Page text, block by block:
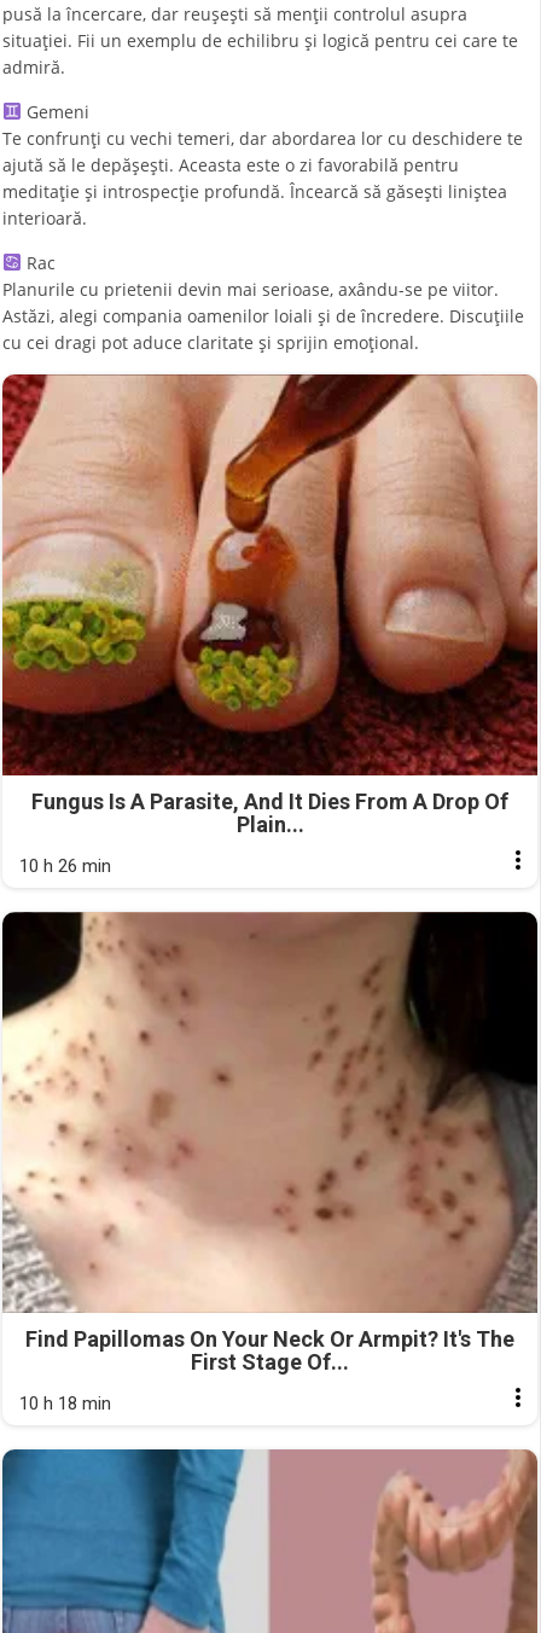
pusă la încercare, dar reușești să menții controlul asupra
situației. Fii un exemplu de echilibru și logică pentru cei care te
admiră.
Gemeni
Te confrunți cu vechi temeri, dar abordarea lor cu deschidere te
ajută să le depășești. Aceasta este o zi favorabilă pentru
meditație și introspecție profundă. Încearcă să găsești liniștea
interioară.
Rac
Planurile cu prietenii devin mai serioase, axându-se pe viitor.
Astăzi, alegi compania oamenilor loiali și de încredere. Discuțiile
cu cei dragi pot aduce claritate și sprijin emoțional.
Fungus Is A Parasite, And It Dies From A Drop Of
Plain...
10 h 26 min
Find Papillomas On Your Neck Or Armpit? It's The
First Stage Of...
10 h 18 min